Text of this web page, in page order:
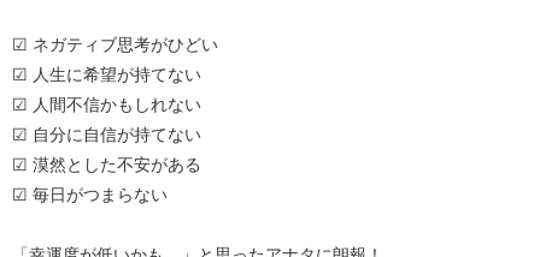
☑ ネガティブ思考がひどい
☑ 人生に希望が持てない
☑ 人間不信かもしれない
☑ 自分に自信が持てない
☑ 漠然とした不安がある
☑ 毎日がつまらない